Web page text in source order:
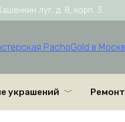
луг, д. 8, корп. 3
украшений Ремонт